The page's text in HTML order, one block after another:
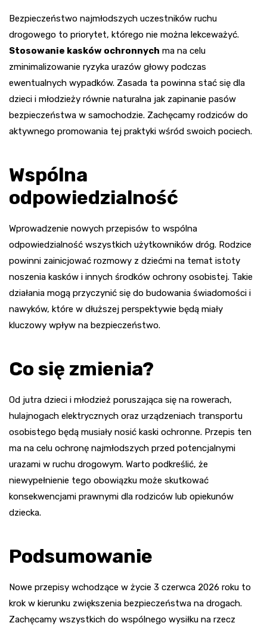
Bezpieczeństwo najmłodszych uczestników ruchu
drogowego to priorytet, którego nie można lekceważyć.
Stosowanie kasków ochronnych ma na celu
zminimalizowanie ryzyka urazów głowy podczas
ewentualnych wypadków. Zasada ta powinna stać się dla
dzieci i młodzieży równie naturalna jak zapinanie pasów
bezpieczeństwa w samochodzie. Zachęcamy rodziców do
aktywnego promowania tej praktyki wśród swoich pociech.
Wspólna
odpowiedzialność
Wprowadzenie nowych przepisów to wspólna
odpowiedzialność wszystkich użytkowników dróg. Rodzice
powinni zainicjować rozmowy z dziećmi na temat istoty
noszenia kasków i innych środków ochrony osobistej. Takie
działania mogą przyczynić się do budowania świadomości i
nawyków, które w dłuższej perspektywie będą miały
kluczowy wpływ na bezpieczeństwo.
Co się zmienia?
Od jutra dzieci i młodzież poruszająca się na rowerach,
hulajnogach elektrycznych oraz urządzeniach transportu
osobistego będą musiały nosić kaski ochronne. Przepis ten
ma na celu ochronę najmłodszych przed potencjalnymi
urazami w ruchu drogowym. Warto podkreślić, że
niewypełnienie tego obowiązku może skutkować
konsekwencjami prawnymi dla rodziców lub opiekunów
dziecka.
Podsumowanie
Nowe przepisy wchodzące w życie 3 czerwca 2026 roku to
krok w kierunku zwiększenia bezpieczeństwa na drogach.
Zachęcamy wszystkich do wspólnego wysiłku na rzecz